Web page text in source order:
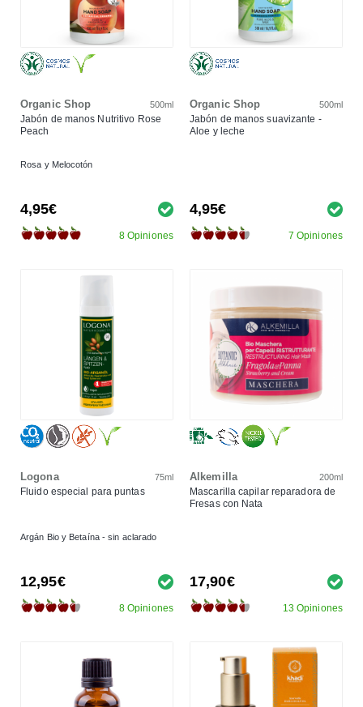
Organic Shop 500ml
Jabón de manos Nutritivo Rose
Peach
Rosa y Melocotón
4,95€
8 Opiniones
Organic Shop 500ml
Jabón de manos suavizante -
Aloe y leche
4,95€
7 Opiniones
Logona 75ml
Fluido especial para puntas
Argán Bio y Betaína - sin aclarado
12,95€
8 Opiniones
Alkemilla 200ml
Mascarilla capilar reparadora de
Fresas con Nata
17,90€
13 Opiniones